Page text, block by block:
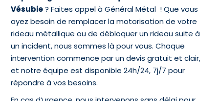
Vésubie? Faites appel à Général Métal ! Que vous
ayez besoin de remplacer la motorisation de votre
rideau métallique ou de débloquer un rideau suite à
un incident, nous sommes là pour vous. Chaque
intervention commence par un devis gratuit et clair,
et notre équipe est disponible 24h/24, 7j/7 pour
répondre à vos besoins.